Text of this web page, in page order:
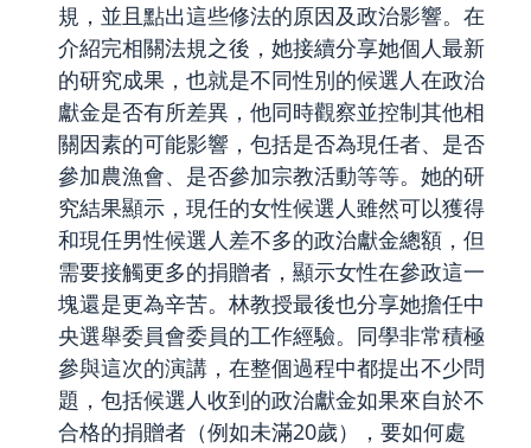
規，並且點出這些修法的原因及政治影響。在
介紹完相關法規之後，她接續分享她個人最新
的研究成果，也就是不同性別的候選人在政治
獻金是否有所差異，他同時觀察並控制其他相
關因素的可能影響，包括是否為現任者、是否
參加農漁會、是否參加宗教活動等等。她的研
究結果顯示，現任的女性候選人雖然可以獲得
和現任男性候選人差不多的政治獻金總額，但
需要接觸更多的捐贈者，顯示女性在參政這一
塊還是更為辛苦。林教授最後也分享她擔任中
央選舉委員會委員的工作經驗。同學非常積極
參與這次的演講，在整個過程中都提出不少問
題，包括候選人收到的政治獻金如果來自於不
合格的捐贈者（例如未滿20歲），要如何處